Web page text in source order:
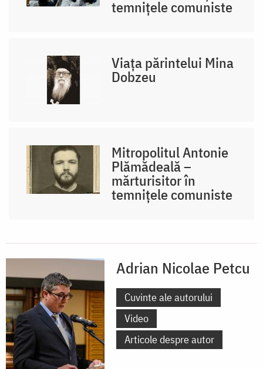
temnițele comuniste
Viața părintelui Mina
Dobzeu
Mitropolitul Antonie
Plămădeală –
mărturisitor în
temnițele comuniste
Adrian Nicolae Petcu
Cuvinte ale autorului
Video
Articole despre autor